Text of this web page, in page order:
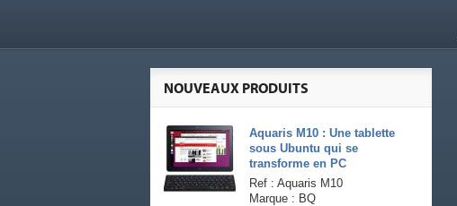
NOUVEAUX PRODUITS
Aquaris M10 : Une tablette
sous Ubuntu qui se
transforme en PC
Ref : Aquaris M10
Marque : BQ